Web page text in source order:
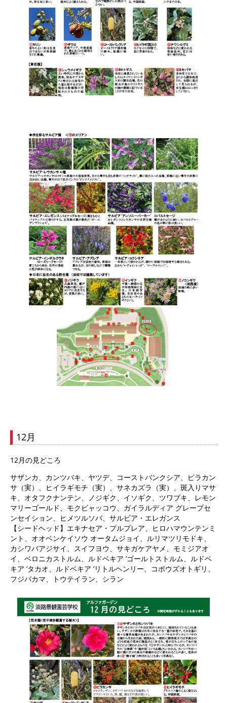
12月
12月の見どころ
サザンカ、カンツバキ、ヤツデ、コーストバンクシア、ピラカン
サ（実）、ヒイラギモチ（実）、サネカズラ（実）、斑入りマサ
キ、オタフクナンテン、ノジギク、イソギク、ツワブキ、レモン
マリーゴールド、モクビャッコウ、ガイラルディア グレープセ
ンセイション、ヒメツルソバ、サルビア・エレガンス
【シードヘッド】エキナセア・プルプレア、ヒロハマウンテンミ
ント、オオベンケイソウ オータムジョイ、ルリマツリモドキ、
カシワバアジサイ、スイフヨウ、サキガケアヤメ、モミジアオ
イ、ベロニカストルム、ルドベキア ’ゴールトストルム、ルドベ
キア ’タカオ、ルドベキア ’リトルヘンリー、コボウズオトギリ、
フジバカマ、トウテイラン、シラン